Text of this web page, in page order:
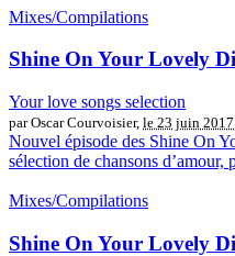
Mixes/Compilations
Shine On Your Lovely
Your love songs selection
par Oscar Courvoisier, le 23 juin 2017
Nouvel épisode des Shine On
sélection de chansons d’amour,
Mixes/Compilations
Shine On Your Lovely